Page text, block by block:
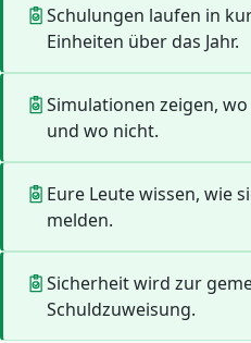
Schulungen laufen in
Einheiten über das Jahr.
Simulationen zeigen,
und wo nicht.
Eure Leute wissen, wie
melden.
Sicherheit wird zur
Schuldzuweisung.